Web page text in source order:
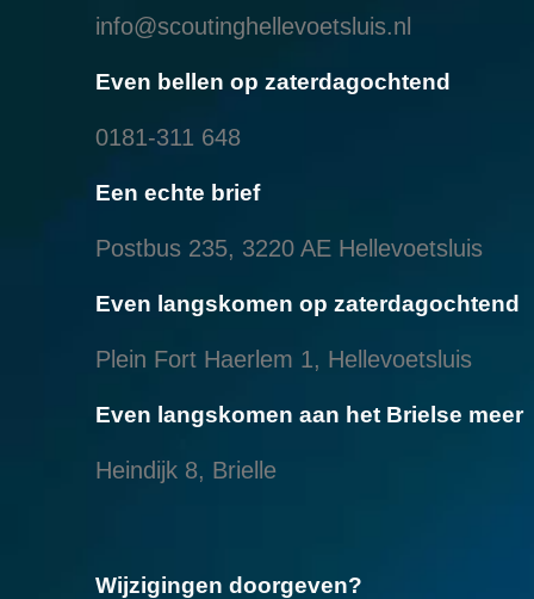
info@scoutinghellevoetsluis.nl
Even bellen op zaterdagochtend
0181-311 648
Een echte brief
Postbus 235, 3220 AE Hellevoetsluis
Even langskomen op zaterdagochtend
Plein Fort Haerlem 1, Hellevoetsluis
Even langskomen aan het Brielse meer
Heindijk 8, Brielle
Wijzigingen doorgeven?